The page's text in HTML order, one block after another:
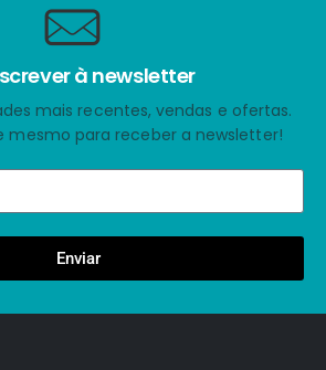
à newsletter
mais recentes, vendas e ofertas.
mesmo para receber a newsletter!
Enviar